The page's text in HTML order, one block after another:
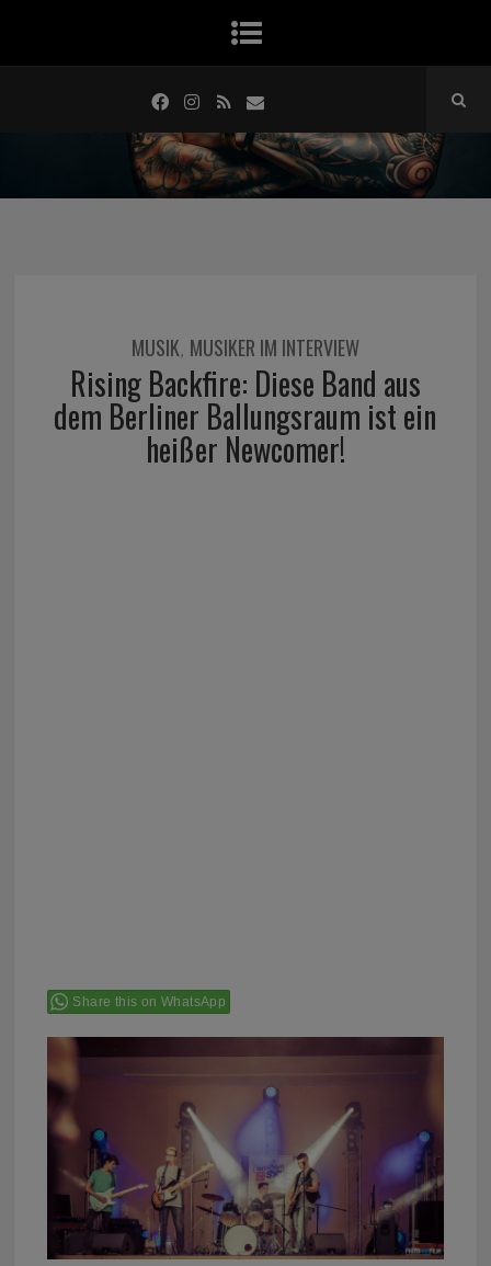
MUSIK, MUSIKER IM INTERVIEW
Rising Backfire: Diese Band aus
dem Berliner Ballungsraum ist ein
heißer Newcomer!
Share this on WhatsApp